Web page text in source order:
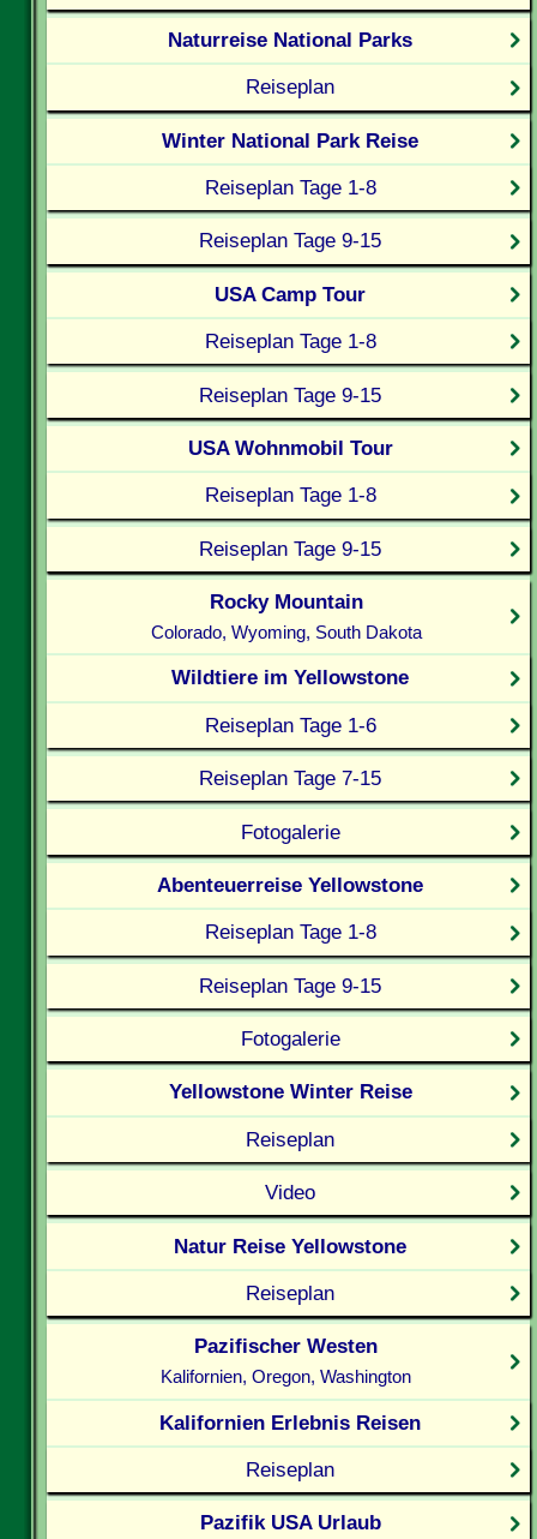
Naturreise National Parks
Reiseplan
Winter National Park Reise
Reiseplan Tage 1-8
Reiseplan Tage 9-15
USA Camp Tour
Reiseplan Tage 1-8
Reiseplan Tage 9-15
USA Wohnmobil Tour
Reiseplan Tage 1-8
Reiseplan Tage 9-15
Rocky Mountain
Colorado, Wyoming, South Dakota
Wildtiere im Yellowstone
Reiseplan Tage 1-6
Reiseplan Tage 7-15
Fotogalerie
Abenteuerreise Yellowstone
Reiseplan Tage 1-8
Reiseplan Tage 9-15
Fotogalerie
Yellowstone Winter Reise
Reiseplan
Video
Natur Reise Yellowstone
Reiseplan
Pazifischer Westen
Kalifornien, Oregon, Washington
Kalifornien Erlebnis Reisen
Reiseplan
Pazifik USA Urlaub